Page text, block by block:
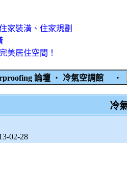
家裝潢、住家規劃
美居住空間！
論壇 ‧ 冷氣空調館 ‧
冷
02-28